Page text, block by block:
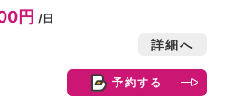
円 /日
詳細へ
予約する